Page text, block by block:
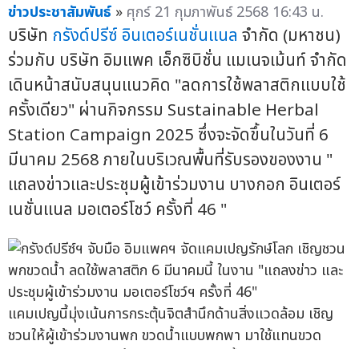
ข่าวประชาสัมพันธ์ » ศุกร์ 21 กุมภาพันธ์ 2568 16:43 น.
บริษัท กรังด์ปรีซ์ อินเตอร์เนชั่นแนล จำกัด (มหาชน)
ร่วมกับ บริษัท อิมแพค เอ็กซิบิชั่น แมเนจเม้นท์ จำกัด
เดินหน้าสนับสนุนแนวคิด "ลดการใช้พลาสติกแบบใช้
ครั้งเดียว" ผ่านกิจกรรม Sustainable Herbal
Station Campaign 2025 ซึ่งจะจัดขึ้นในวันที่ 6
มีนาคม 2568 ภายในบริเวณพื้นที่รับรองของงาน "
แถลงข่าวและประชุมผู้เข้าร่วมงาน บางกอก อินเตอร์
เนชั่นแนล มอเตอร์โชว์ ครั้งที่ 46 "
แคมเปญนี้มุ่งเน้นการกระตุ้นจิตสำนึกด้านสิ่งแวดล้อม เชิญ
ชวนให้ผู้เข้าร่วมงานพก ขวดน้ำแบบพกพา มาใช้แทนขวด